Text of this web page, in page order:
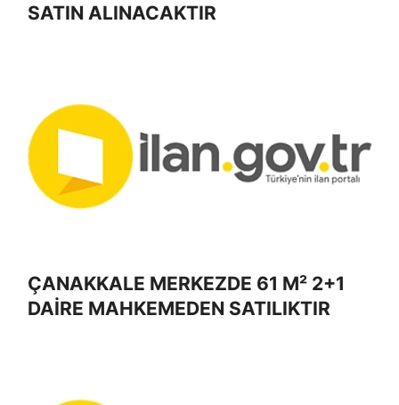
SATIN ALINACAKTIR
ÇANAKKALE MERKEZDE 61 M² 2+1
DAİRE MAHKEMEDEN SATILIKTIR